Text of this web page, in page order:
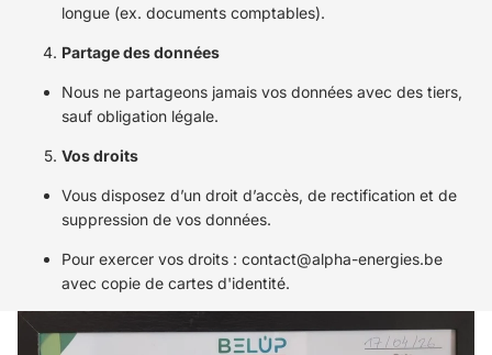
longue (ex. documents comptables).
Partage des données
Nous ne partageons jamais vos données avec des tiers,
sauf obligation légale.
Vos droits
Vous disposez d’un droit d’accès, de rectification et de
suppression de vos données.
Pour exercer vos droits : contact@alpha-energies.be
avec copie de cartes d'identité.